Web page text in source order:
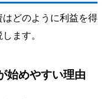
どのように利益を得
ます。
始めやすい理由